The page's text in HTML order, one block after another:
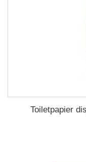
Toiletpapier